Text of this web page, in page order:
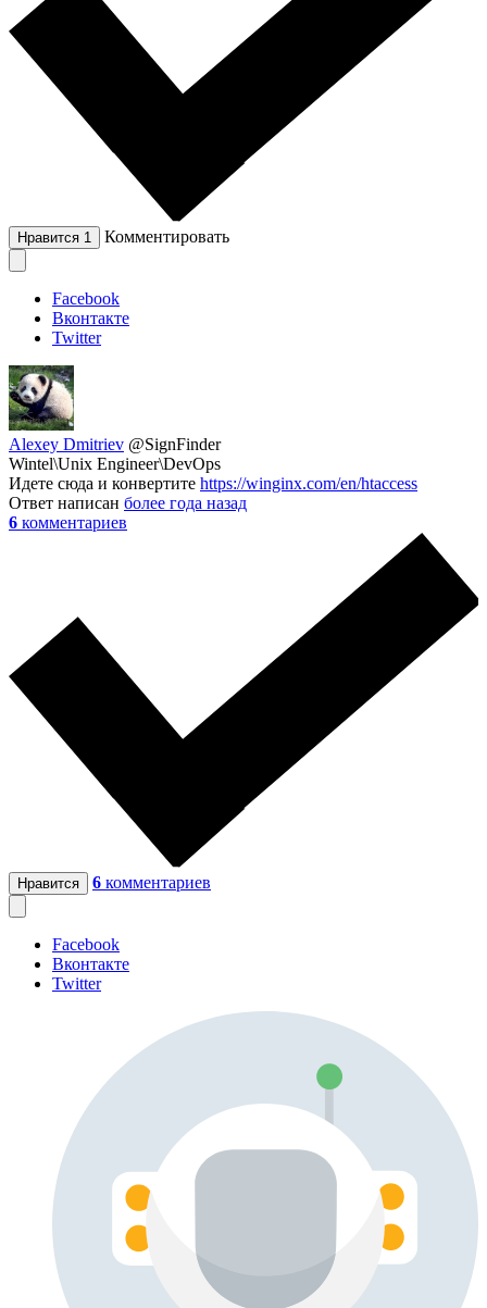
Нравится 1 Комментировать
Facebook
Вконтакте
Twitter
Alexey Dmitriev @SignFinder
Wintel\Unix Engineer\DevOps
Идете сюда и конвертите https://winginx.com/en/htaccess
Ответ написан более года назад
6 комментариев
Нравится 6 комментариев
Facebook
Вконтакте
Twitter